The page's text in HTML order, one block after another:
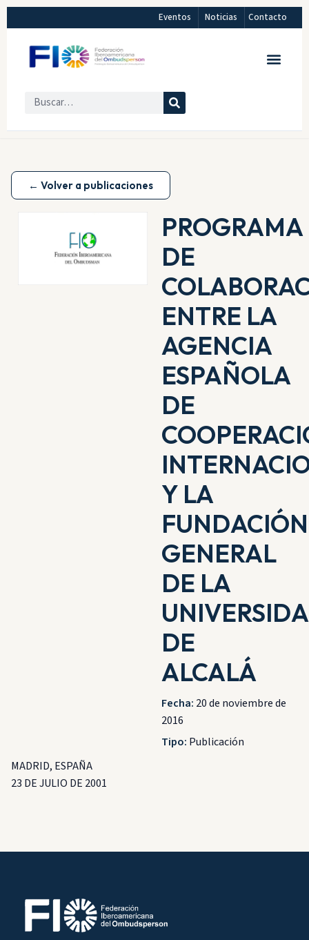
Eventos Noticias Contacto
← Volver a publicaciones
PROGRAMA
DE
ENTRE LA
AGENCIA
ESPAÑOLA
DE
Y LA
FUNDACIÓN
GENERAL
DE LA
DE
ALCALÁ
Fecha: 20 de noviembre de
2016
Tipo: Publicación
MADRID, ESPAÑA
23 DE JULIO DE 2001